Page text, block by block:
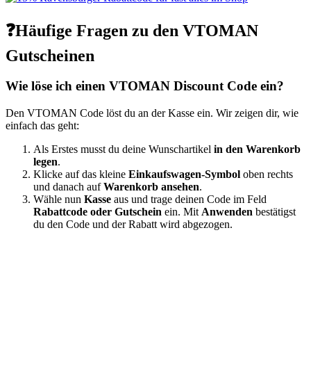
❓Häufige Fragen zu den VTOMAN
Gutscheinen
Wie löse ich einen VTOMAN Discount Code ein?
Den VTOMAN Code löst du an der Kasse ein. Wir zeigen dir, wie
einfach das geht:
Als Erstes musst du deine Wunschartikel in den Warenkorb
legen.
Klicke auf das kleine Einkaufswagen-Symbol oben rechts
und danach aufWarenkorb ansehen.
Wähle nun Kasse aus und trage deinen Code im Feld
Rabattcode oder Gutschein ein. Mit Anwenden bestätigst
du den Code und der Rabatt wird abgezogen.